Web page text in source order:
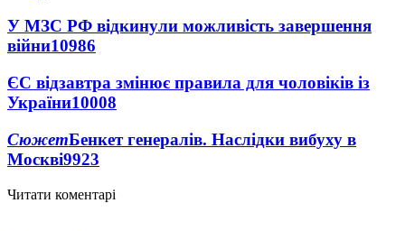
У МЗС РФ відкинули можливість завершення
війни10986
ЄС відзавтра змінює правила для чоловіків із
України10008
СюжетБенкет генералів. Наслідки вибуху в
Москві9923
Читати коментарі